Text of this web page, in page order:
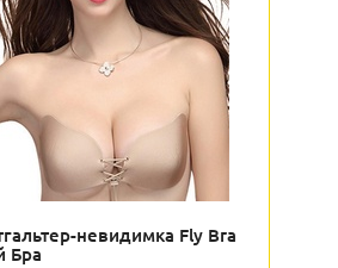
невидимка Fly Bra
Бра